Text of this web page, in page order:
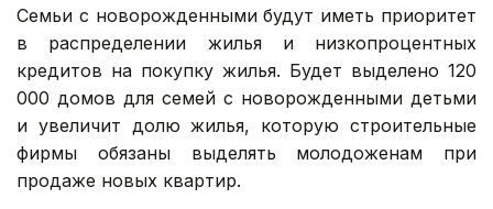
Семьи с новорожденными будут иметь приоритет
в распределении жилья и низкопроцентных
кредитов на покупку жилья. Будет выделено 120
000 домов для семей с новорожденными детьми
и увеличит долю жилья, которую строительные
фирмы обязаны выделять молодоженам при
продаже новых квартир.